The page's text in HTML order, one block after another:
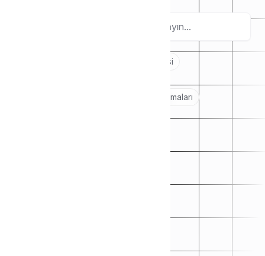
WooCommerce Eklentisi
Kargo Firmaları Entegrasyon Yapılandırmaları